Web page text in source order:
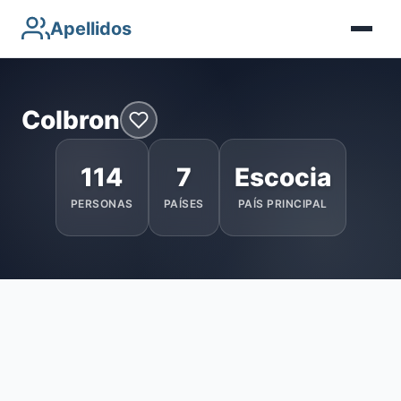
Apellidos
Colbron
114
PERSONAS
7
PAÍSES
Escocia
PAÍS PRINCIPAL